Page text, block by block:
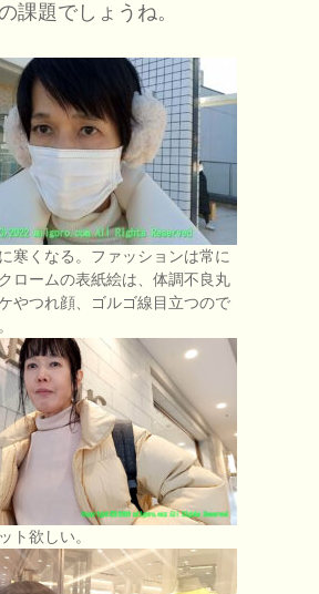
課題でしょうね。
寒くなる。ファッションは常に
ロームの表紙絵は、体調不良丸
やつれ顔、ゴルゴ線目立つので
ト欲しい。